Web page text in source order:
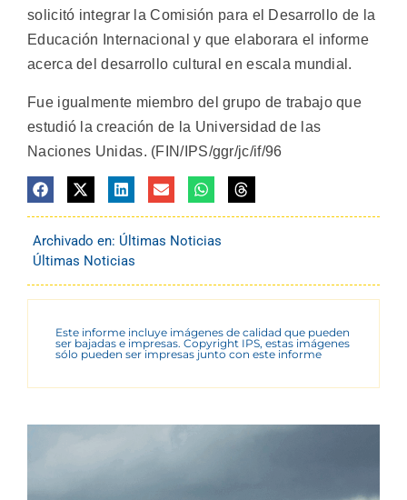
solicitó integrar la Comisión para el Desarrollo de la
Educación Internacional y que elaborara el informe
acerca del desarrollo cultural en escala mundial.
Fue igualmente miembro del grupo de trabajo que
estudió la creación de la Universidad de las
Naciones Unidas. (FIN/IPS/ggr/jc/if/96
Archivado en: Últimas Noticias
Últimas Noticias
Este informe incluye imágenes de calidad que pueden
ser bajadas e impresas. Copyright IPS, estas imágenes
sólo pueden ser impresas junto con este informe